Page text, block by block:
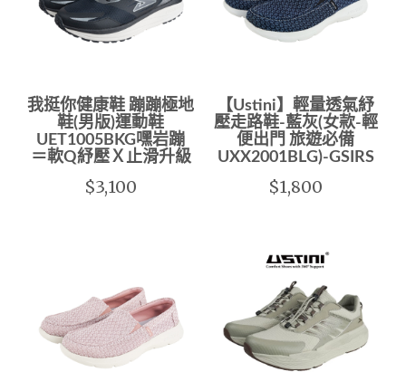
我挺你健康鞋 蹦蹦極地
鞋(男版)運動鞋
UET1005BKG嘿岩蹦
＝軟Q紓壓Ｘ止滑升級
$3,100
【Ustini】輕量透氣紓
壓走路鞋-藍灰(女款-輕
便出門 旅遊必備
UXX2001BLG)-GSIRS
$1,800